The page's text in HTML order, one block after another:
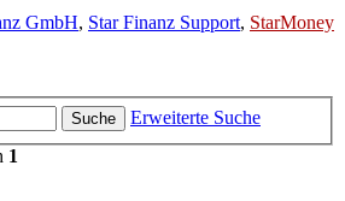
GmbH, Star Finanz Support, StarMoney
Suche
Erweiterte Suche
1